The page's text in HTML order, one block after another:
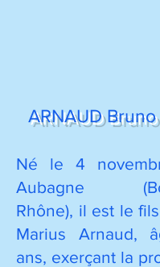
ARNAUD
Né le 4
Aubagne
Rhône), il est le
Marius Arnaud,
ans, exerçant la